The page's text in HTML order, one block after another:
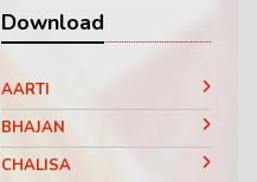
Download
AARTI
BHAJAN
CHALISA